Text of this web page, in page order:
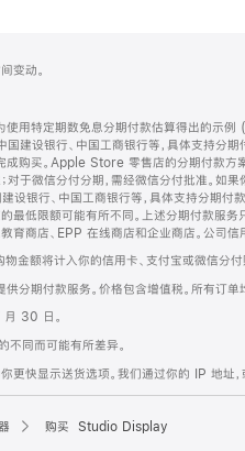
变动。
使用特定期数免息分期付款估算得出的示例
国建设银行、中国工商银行等，具体支持
成购买。Apple Store 零售店的分期付款
对于微信分付分期，需经微信分付批准。
设银行、中国工商银行等，具体支持分期
的最低限额可能有所不同。上述分期付款
教育商店、EPP 在线商店和企业商店。公
物金额将计入你的信用卡、支付宝或微信分
分期付款服务。价格包含增值税。所有订单
30 日。
不同而可能有所差异。
更快显示送货选项。我们通过你的 IP 地址
购买 Studio Display